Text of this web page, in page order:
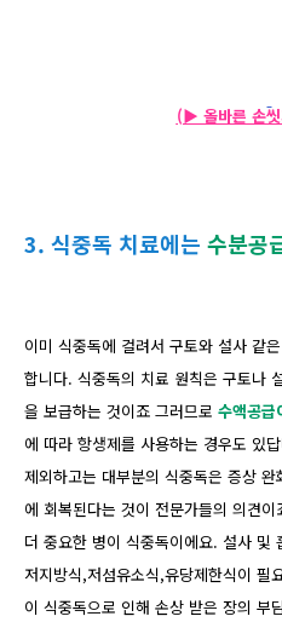
(▶ 올바른 손
3. 식중독 치료에는 수분공
이미 식중독에 걸려서 구토와 설사 같
합니다. 식중독의 치료 원칙은 구토나
을 보급하는 것이죠 그러므로 수액공급
에 따라 항생제를 사용하는 경우도 있
제외하고는 대부분의 식중독은 증상
에 회복된다는 것이 전문가들의 의견
더 중요한 병이 식중독이에요. 설사 및
저지방식,저섬유소식,유당제한식이 필
이 식중독으로 인해 손상 받은 장의 부